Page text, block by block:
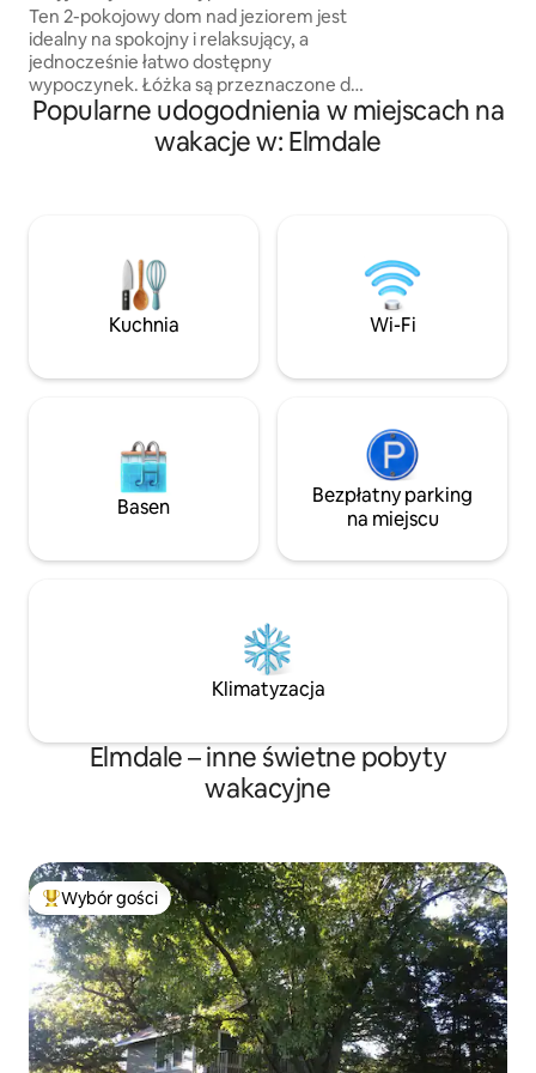
jeziorem
Ten 2-pokojowy dom nad jeziorem jest
idealny na spokojny i relaksujący, a
jednocześnie łatwo dostępny
wypoczynek. Łóżka są przeznaczone dla
maksymalnie 6 osób (łóżko typu queen
w głównej sypialni i łóżko piętrowe dla
czterech osób w drugiej sypialni).
kąpielowej, wędkowania, kajakarstwa,
spacerów, jazdy na rowerze!! Pięć minut
jazdy do miejscowego miasta zapewnia
łatwy dostęp do artyku sklepów
lokalnych restauracji.
w połowie marca
i orzeźwiająca
Popularne udogodnienia w miejscach na
wakacje w: Elmdale
Kuchnia Wi-Fi
Basen
Bezpłatny parking
na miejscu
Klimatyzacja
Elmdale – inne świetne pobyty
wakacyjne
Najpopularniejsze z kategorii Wybór gości
Wybór gości